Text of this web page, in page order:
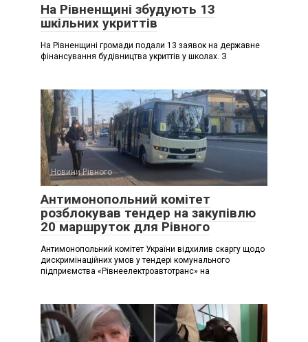
На Рівненщині збудують 13
шкільних укриттів
На Рівненщині громади подали 13 заявок на державне
фінансування будівництва укриттів у школах. З
Новини Рівного
Антимонопольний комітет
розблокував тендер на закупівлю
20 маршруток для Рівного
Антимонопольний комітет України відхилив скаргу щодо
дискримінаційних умов у тендері комунального
підприємства «Рівнеелектроавтотранс» на